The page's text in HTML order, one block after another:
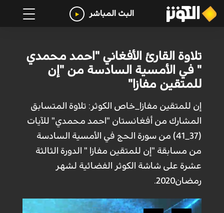
البث المباشر
تلاوة القارئ الأفغاني "احمد محمدي
" في الأمسية السادسة من "إن
للمتقين مفازا"
إن للمتقين مفازا_خاص الكوثر: تلاوة المتسابق
المشارك من أفغانستان "احمد محمدي" للآيات
(37_41) من سورة الحج في الأمسية السادسة
من مسابقة "إن للمتقين مفازا " الدورة الثالثة
عشرة على شاشة الكوثر الفضائية لشهر
رمضان2020.